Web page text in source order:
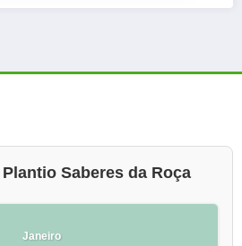
Saberes da Roça
Janeiro